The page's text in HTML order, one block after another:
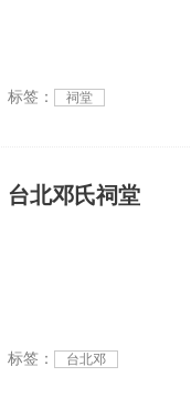
标签： 祠堂
台北邓氏祠堂
标签： 台北邓